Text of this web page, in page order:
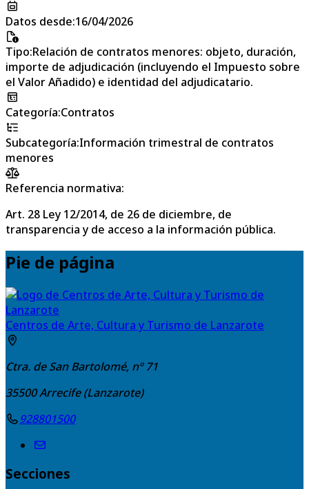
Datos desde:16/04/2026
Tipo:Relación de contratos menores: objeto, duración,
importe de adjudicación (incluyendo el Impuesto sobre
el Valor Añadido) e identidad del adjudicatario.
Categoría:Contratos
Subcategoría:Información trimestral de contratos
menores
Referencia normativa:
Art. 28 Ley 12/2014, de 26 de diciembre, de
transparencia y de acceso a la información pública.
Pie de página
Centros de Arte, Cultura y Turismo de Lanzarote
Ctra. de San Bartolomé, nº 71
35500Arrecife (Lanzarote)
928801500
Secciones